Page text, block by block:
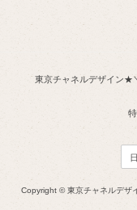
東京チャネルデザイン★
Copyright © 東京チャネルデ